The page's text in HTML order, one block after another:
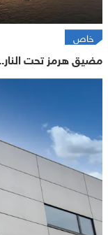
خاص
مضيق هرمز تحت